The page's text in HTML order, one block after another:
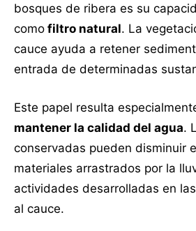
bosques de ribera es su
como filtro natural. La
cauce ayuda a retener
entrada de determinadas
Este papel resulta
mantener la calidad del agua.
conservadas pueden disminuir
materiales arrastrados por la
actividades desarrolladas en
al cauce.